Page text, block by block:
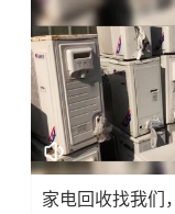
家电回收找我们